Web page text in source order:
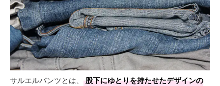
サルエルパンツとは、
股下にゆとりを持たせたデザインの